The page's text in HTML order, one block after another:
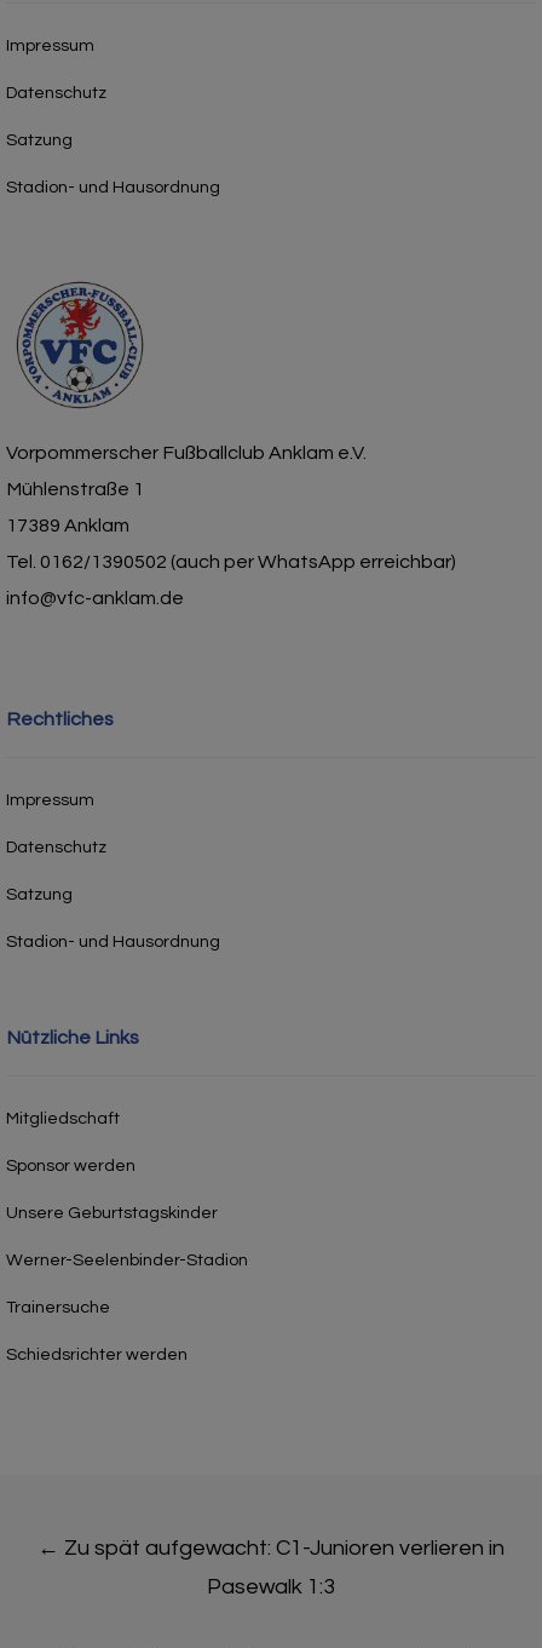
Impressum
Datenschutz
Satzung
Stadion- und Hausordnung
Vorpommerscher Fußballclub Anklam e.V.
Mühlenstraße 1
17389 Anklam
Tel. 0162/1390502 (auch per WhatsApp erreichbar)
info@vfc-anklam.de
Rechtliches
Impressum
Datenschutz
Satzung
Stadion- und Hausordnung
Nützliche Links
Mitgliedschaft
Sponsor werden
Unsere Geburtstagskinder
Werner-Seelenbinder-Stadion
Trainersuche
Schiedsrichter werden
Post
← Zu spät aufgewacht: C1-Junioren verlieren in
Pasewalk 1:3